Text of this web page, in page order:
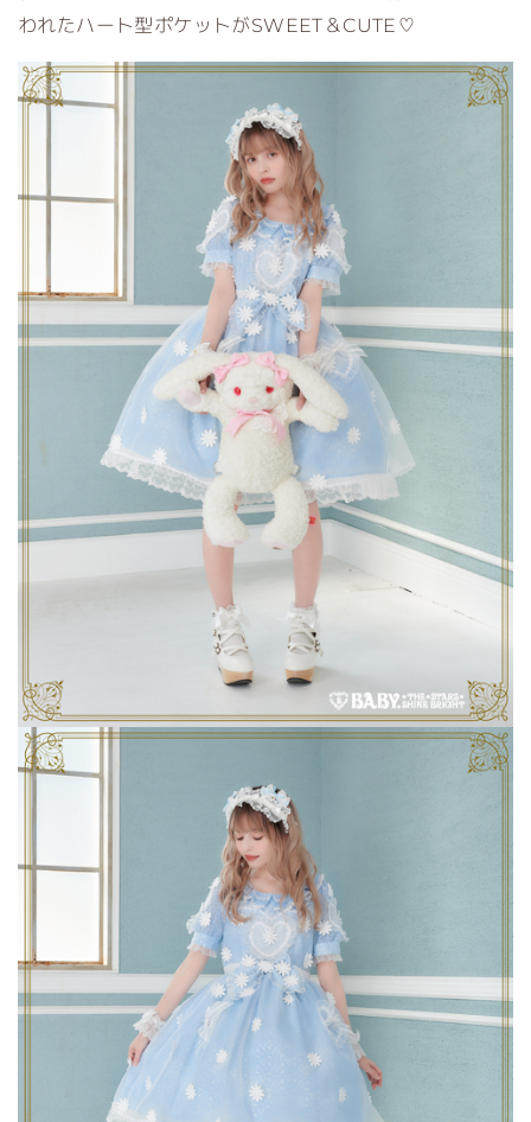
われたハート型ポケットがSWEET＆CUTE♡